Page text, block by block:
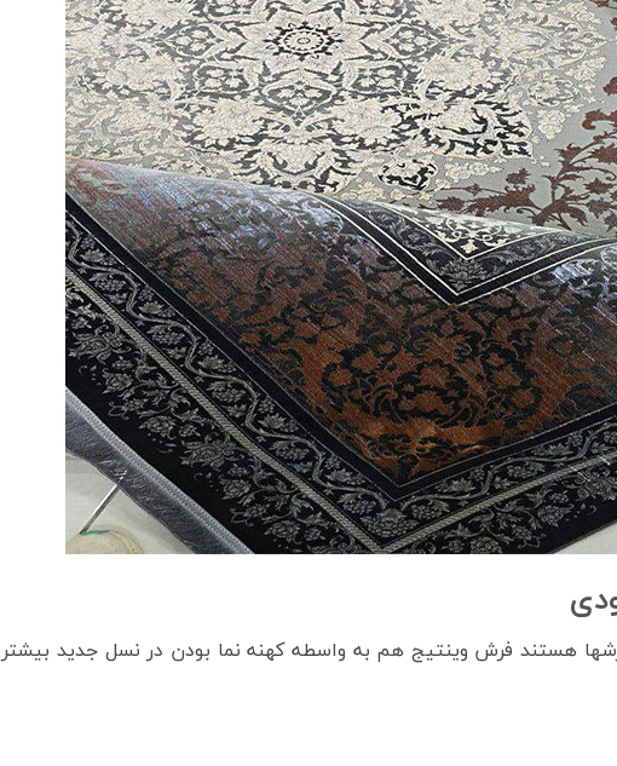
هستند فرش وینتیج هم به واسطه کهنه نما بودن در نسل جدید